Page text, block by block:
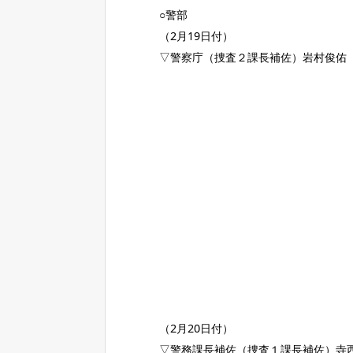
○警部
（2月19日付）
▽警察庁（捜査２課長補佐）岩村俊佑
（2月20日付）
▽警務課長補佐（捜査１課長補佐）寺